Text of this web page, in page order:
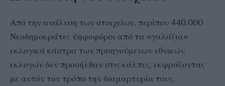
Από την ανάλυση των στοιχείων, περίπου 440.000
Νεοδημοκράτες ψηφοφόροι από τα «γαλάζια»
εκλογικά κάστρα των προηγούμενων εθνικών
εκλογών δεν προσήλθαν στις κάλπες, εκφράζοντας
με αυτόν τον τρόπο την διαμαρτυρία τους.